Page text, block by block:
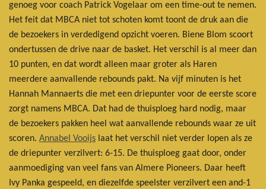
genoeg voor coach Patrick Vogelaar om een time-out te nemen.
Het feit dat MBCA niet tot schoten komt toont de druk aan die
de bezoekers in verdedigend opzicht voeren. Biene Blom scoort
ondertussen de drive naar de basket. Het verschil is al meer dan
10 punten, en dat wordt alleen maar groter als Haren
meerdere aanvallende rebounds pakt. Na vijf minuten is het
Hannah Mannaerts die met een driepunter voor de eerste score
zorgt namens MBCA. Dat had de thuisploeg hard nodig, maar
de bezoekers pakken heel wat aanvallende rebounds waar ze uit
scoren. Annabel Vooijs laat het verschil niet verder lopen als ze
de driepunter verzilvert: 6-15. De thuisploeg gaat door, onder
aanmoediging van veel fans van Almere Pioneers. Daar heeft
Ivy Panka gespeeld, en diezelfde speelster verzilvert een and-1